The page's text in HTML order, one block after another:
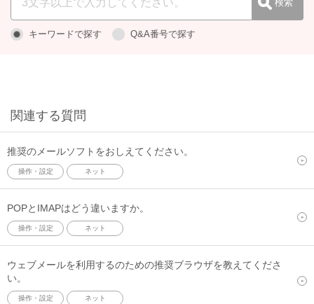
キーワードで探す Q&A番号で探す
関連する質問
推奨のメールソフトをおしえてください。
操作・設定 ネット
POPとIMAPはどう違いますか。
操作・設定 ネット
ウェブメールを利用するのための推奨ブラウザを教えてくださ
い。
操作・設定 ネット